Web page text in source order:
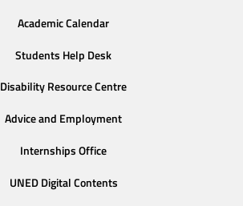
Academic Calendar
Students Help Desk
Disability Resource Centre
Advice and Employment
Internships Office
UNED Digital Contents